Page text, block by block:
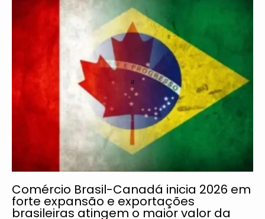
Comércio Brasil-Canadá inicia 2026 em
forte expansão e exportações
brasileiras atingem o maior valor da